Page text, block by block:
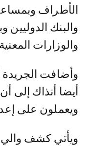
الأطراف
والبنك
والوزارات
وأضافت الجريدة
أيضا أنذاك إلى
ويعملون على
ويأتي كشف